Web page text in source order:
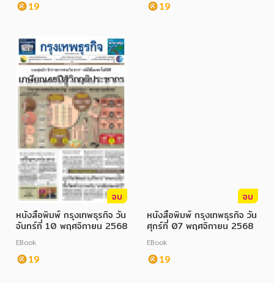
19 19
จบ
หนังสือพิมพ์ กรุงเทพธุรกิจ วัน
จันทร์ที่ 10 พฤศจิกายน 2568
EBook
19
จบ
หนังสือพิมพ์ กรุงเทพธุรกิจ วัน
ศุกร์ที่ 07 พฤศจิกายน 2568
EBook
19